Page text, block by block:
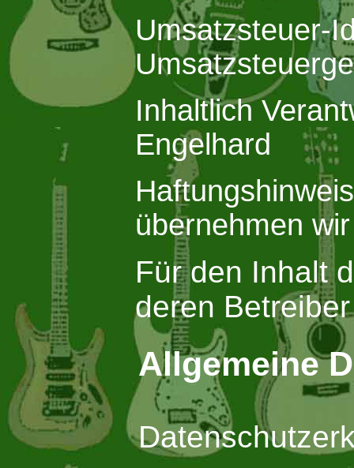
Umsatzsteuer-
Inhaltlich
Engelhard
übernehmen
Für den Inhalt
deren
Allgemeine